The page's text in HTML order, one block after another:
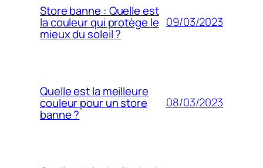
Store banne : Quelle est
la couleur qui protège le
mieux du soleil ?
09/03/2023
Quelle est la meilleure
couleur pour un store
banne ?
08/03/2023